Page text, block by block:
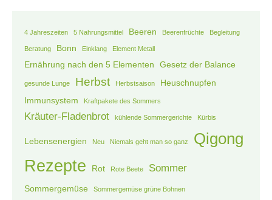
4 Jahreszeiten 5 Nahrungsmittel Beeren Beerenfrüchte Begleitung
Beratung Bonn Einklang Element Metall
Ernährung nach den 5 Elementen Gesetz der Balance
gesunde Lunge Herbst Herbstsaison
Heuschnupfen
Immunsystem
Kraftpakete des Sommers
Kräuter-Fladenbrot kühlende Sommergerichte Kürbis
Lebensenergien Neu Niemals geht man so ganz Qigong
Rezepte Rot Rote Beete Sommer
Sommergemüse Sommergemüse grüne Bohnen